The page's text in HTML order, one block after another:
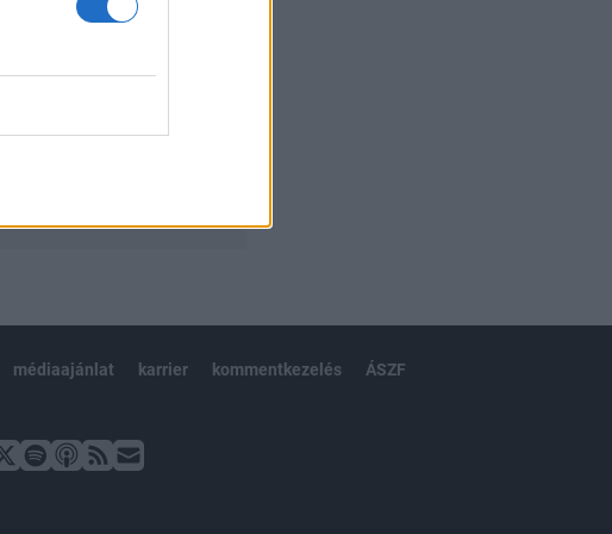
médiaajánlat karrier kommentkezelés ÁSZF